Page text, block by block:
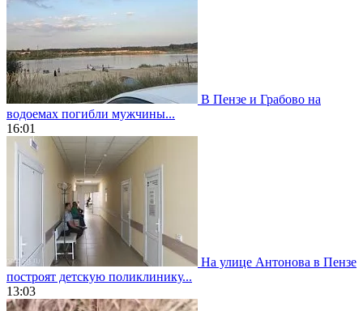
В Пензе и Грабово на
водоемах погибли мужчины...
16:01
На улице Антонова в Пензе
построят детскую поликлинику...
13:03